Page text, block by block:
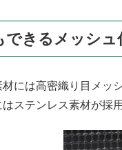
できるメッシュ
には高密織り目メッ
ステンレス素材が採